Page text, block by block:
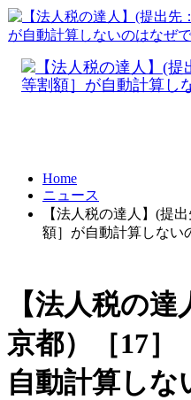
Home
ニュース
【法人税の達人】(提
額］が自動計算しない
【法人税の
京都）［17］
自動計算し